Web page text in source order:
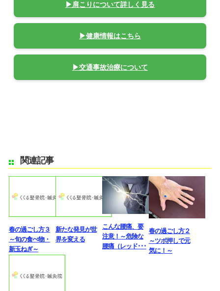
▶肩こりについて詳しく見る
▶健康情報はこちら
▶交通事故治療について
関連記事
春の過ごし方３
～旬の食べ物・
新玉ねぎ～
新たな発見が世
界を変える
こんな腰痛、要
注意！～危険な
腰痛（レッド･･･
春の過ごし方２
～ツボ押しで元
気に！～